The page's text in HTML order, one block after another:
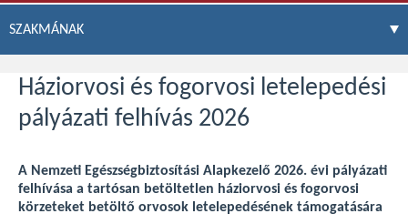
SZAKMÁNAK
Háziorvosi és fogorvosi letelepedési
pályázati felhívás 2026
A Nemzeti Egészségbiztosítási Alapkezelő 2026. évi pályázati
felhívása a tartósan betöltetlen háziorvosi és fogorvosi
körzeteket betöltő orvosok letelepedésének támogatására